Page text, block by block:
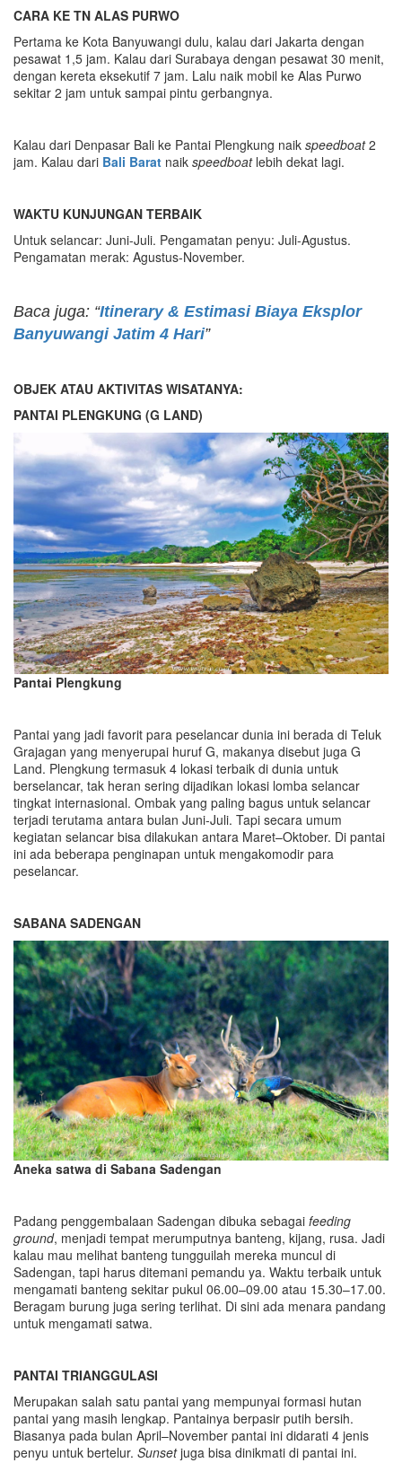
CARA KE TN ALAS PURWO
Pertama ke Kota Banyuwangi dulu, kalau dari Jakarta dengan
pesawat 1,5 jam. Kalau dari Surabaya dengan pesawat 30 menit,
dengan kereta eksekutif 7 jam. Lalu naik mobil ke Alas Purwo
sekitar 2 jam untuk sampai pintu gerbangnya.
Kalau dari Denpasar Bali ke Pantai Plengkung naik speedboat2
jam. Kalau dari Bali Barat naik speedboat lebih dekat lagi.
WAKTU KUNJUNGAN TERBAIK
Untuk selancar: Juni-Juli. Pengamatan penyu: Juli-Agustus.
Pengamatan merak: Agustus-November.
Baca juga: “Itinerary & Estimasi Biaya Eksplor
Banyuwangi Jatim 4 Hari”
OBJEK ATAU AKTIVITAS WISATANYA:
PANTAI PLENGKUNG (G LAND)
Pantai Plengkung
Pantai yang jadi favorit para peselancar dunia ini berada di Teluk
Grajagan yang menyerupai huruf G, makanya disebut juga G
Land. Plengkung termasuk 4 lokasi terbaik di dunia untuk
berselancar, tak heran sering dijadikan lokasi lomba selancar
tingkat internasional. Ombak yang paling bagus untuk selancar
terjadi terutama antara bulan Juni-Juli. Tapi secara umum
kegiatan selancar bisa dilakukan antara Maret–Oktober. Di pantai
ini ada beberapa penginapan untuk mengakomodir para
peselancar.
SABANA SADENGAN
Aneka satwa di Sabana Sadengan
Padang penggembalaan Sadengan dibuka sebagai feeding
ground, menjadi tempat merumputnya banteng, kijang, rusa. Jadi
kalau mau melihat banteng tungguilah mereka muncul di
Sadengan, tapi harus ditemani pemandu ya. Waktu terbaik untuk
mengamati banteng sekitar pukul 06.00–09.00 atau 15.30–17.00.
Beragam burung juga sering terlihat. Di sini ada menara pandang
untuk mengamati satwa.
PANTAI TRIANGGULASI
Merupakan salah satu pantai yang mempunyai formasi hutan
pantai yang masih lengkap. Pantainya berpasir putih bersih.
Biasanya pada bulan April–November pantai ini didarati 4 jenis
penyu untuk bertelur. Sunsetjuga bisa dinikmati di pantai ini.